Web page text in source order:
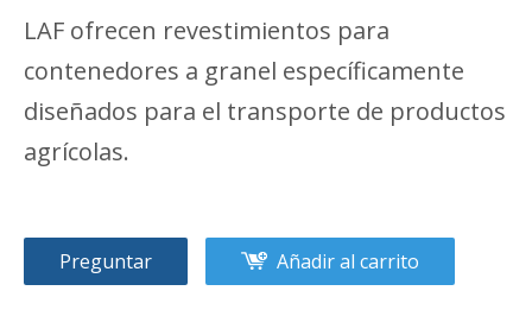
LAF ofrecen revestimientos para
contenedores a granel específicamente
diseñados para el transporte de productos
agrícolas.
Preguntar Añadir al carrito